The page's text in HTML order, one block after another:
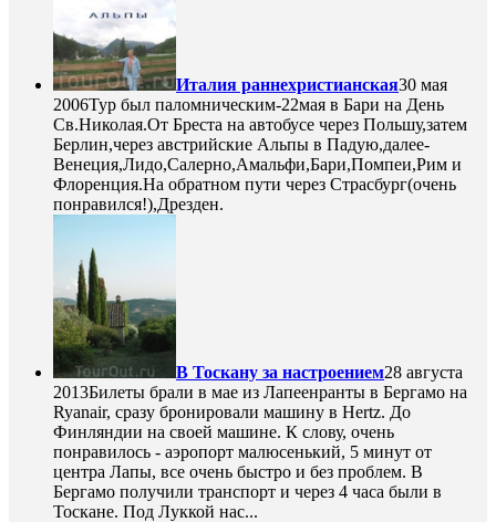
Италия раннехристианская30 мая
2006Тур был паломническим-22мая в Бари на День
Св.Николая.От Бреста на автобусе через Польшу,затем
Берлин,через австрийские Альпы в Падую,далее-
Венеция,Лидо,Салерно,Амальфи,Бари,Помпеи,Рим и
Флоренция.На обратном пути через Страсбург(очень
понравился!),Дрезден.
В Тоскану за настроением28 августа
2013Билеты брали в мае из Лапеенранты в Бергамо на
Ryanair, сразу бронировали машину в Hertz. До
Финляндии на своей машине. К слову, очень
понравилось - аэропорт малюсенький, 5 минут от
центра Лапы, все очень быстро и без проблем. В
Бергамо получили транспорт и через 4 часа были в
Тоскане. Под Луккой нас...